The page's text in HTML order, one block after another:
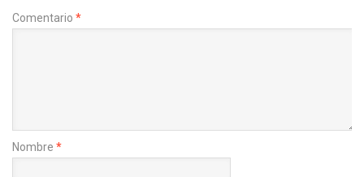
Comentario *
Nombre *